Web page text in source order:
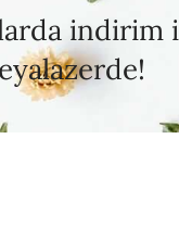
indirim